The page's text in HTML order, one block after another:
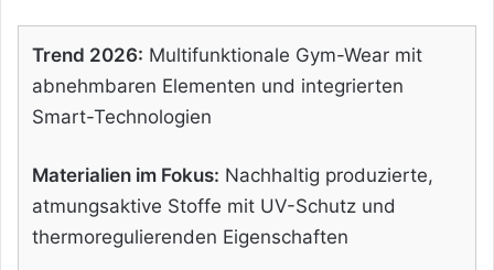
Trend 2026: Multifunktionale Gym-Wear mit
abnehmbaren Elementen und integrierten
Smart-Technologien
Materialien im Fokus: Nachhaltig produzierte,
atmungsaktive Stoffe mit UV-Schutz und
thermoregulierenden Eigenschaften